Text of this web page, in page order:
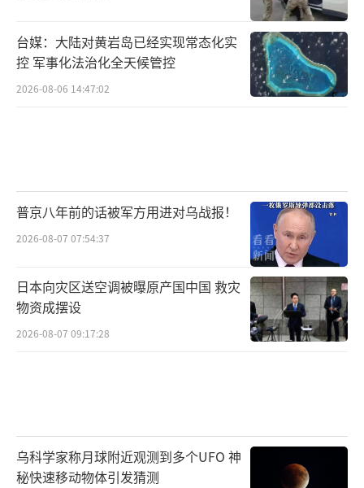
现在的自民党保守派（主要是安倍派）也
基本上都是亲台派的继承人，他们反对一个中
国，支持“台湾独立”，比如新亲台派的重要
进党外事和防务领域的议员之间，围绕所谓遏
制中国压力问题开启了“2+2会谈”机制，公然
把日台关系提升到了外交和安保领域。
高市早苗当选自民党总裁之后，还派遣亲
台派骨干古屋圭司率领30名亲台派议员窜访台
显日台关系，强化日本实质上的双重外交印
象。
台媒：大陆对黄岩岛已经实现常态化实
控 军事化法治化全天候管控
2026-08-06 14:47:02
普京八年前的话被军方用进对乌战报！
2026-08-07 07:54:37
日本向灾区送空调被曝原产国中国 救灾
物资成摆设
2026-08-07 09:17:28
乌科学家称月球附近观测到多个UFO 神
秘快速移动物体引发猜测